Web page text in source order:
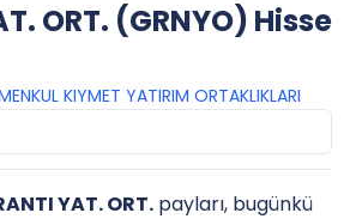
ORT. (GRNYO) Hisse
KIYMET YATIRIM ORTAKLIKLARI
YAT. ORT. payları, bugünkü